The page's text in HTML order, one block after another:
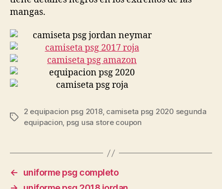
mangas.
Etiquetas
2 equipacion psg 2018, camiseta psg 2020 segunda
equipacion, psg usa store coupon
←
uniforme psg completo